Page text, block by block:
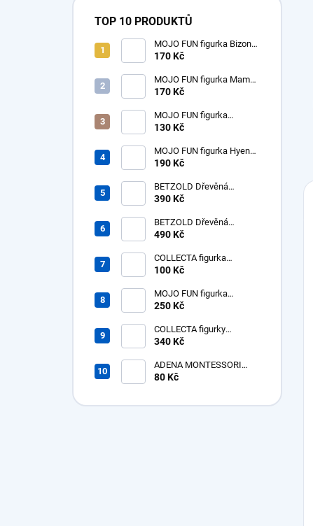
TOP 10 PRODUKTŮ
MOJO FUN figurka Bizon
americký samice
170 Kč
MOJO FUN figurka Mamut
mládě
170 Kč
MOJO FUN figurka
dinosaurus Tyrannosaurus
130 Kč
MOJO FUN figurka Hyena
prehistorická - Hyaenodon
190 Kč
BETZOLD Dřevěná
desítková soustava - tisíc -
390 Kč
BETZOLD Dřevěná
desítková soustava -
490 Kč
COLLECTA figurka
dinosaurus Tyrannosaurus
100 Kč
MOJO FUN figurka
Nosorožec prehistorický
250 Kč
COLLECTA figurky
Prehistorická zvířata v
340 Kč
ADENA MONTESSORI
Bavlněná žínka bez poutka
80 Kč